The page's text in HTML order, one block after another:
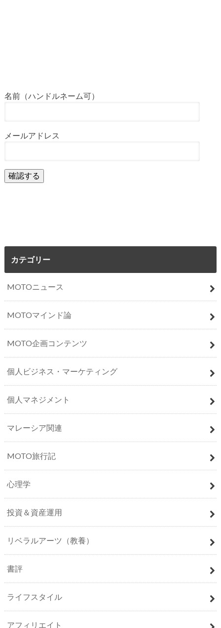
名前（ハンドルネーム可）
メールアドレス
カテゴリー
MOTOニュース
MOTOマインド論
MOTO企画コンテンツ
個人ビジネス・マーケティング
個人マネジメント
マレーシア関連
MOTO旅行記
心理学
投資＆資産運用
リベラルアーツ（教養）
書評
ライフスタイル
アフィリエイト